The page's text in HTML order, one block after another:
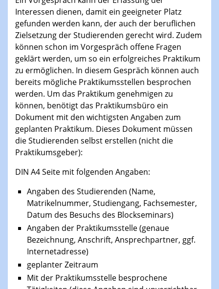
Interessen dienen, damit ein geeigneter Platz
gefunden werden kann, der auch der beruflichen
Zielsetzung der Studierenden gerecht wird. Zudem
können schon im Vorgespräch offene Fragen
geklärt werden, um so ein erfolgreiches Praktikum
zu ermöglichen. In diesem Gespräch können auch
bereits mögliche Praktikumsstellen besprochen
werden. Um das Praktikum genehmigen zu
können, benötigt das Praktikumsbüro ein
Dokument mit den wichtigsten Angaben zum
geplanten Praktikum. Dieses Dokument müssen
die Studierenden selbst erstellen (nicht die
Praktikumsgeber):
DIN A4 Seite mit folgenden Angaben:
Angaben des Studierenden (Name,
Matrikelnummer, Studiengang, Fachsemester,
Datum des Besuchs des Blockseminars)
Angaben der Praktikumsstelle (genaue
Bezeichnung, Anschrift, Ansprechpartner, ggf.
Internetadresse)
geplanter Zeitraum
Mit der Praktikumsstelle besprochene